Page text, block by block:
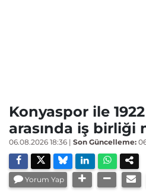
Konyaspor ile
arasında iş birliği
06.08.2026 18:36 | Son Güncelleme:
Yorum Yap